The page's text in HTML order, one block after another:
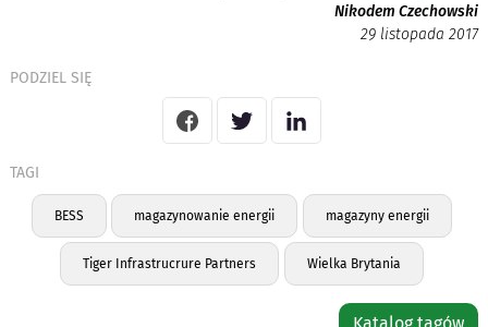
Nikodem Czechowski
29 listopada 2017
PODZIEL SIĘ
TAGI
BESS magazynowanie energii magazyny energii
Tiger Infrastrucrure Partners Wielka Brytania